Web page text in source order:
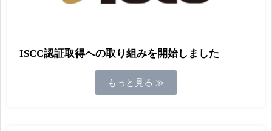
ISCC認証取得への取り組みを開始しました
もっと見る ≫